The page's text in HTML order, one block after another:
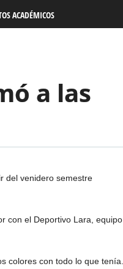
ACADÉMICOS
a las
del venidero semestre
con el Deportivo Lara, equipo
colores con todo lo que tenía.